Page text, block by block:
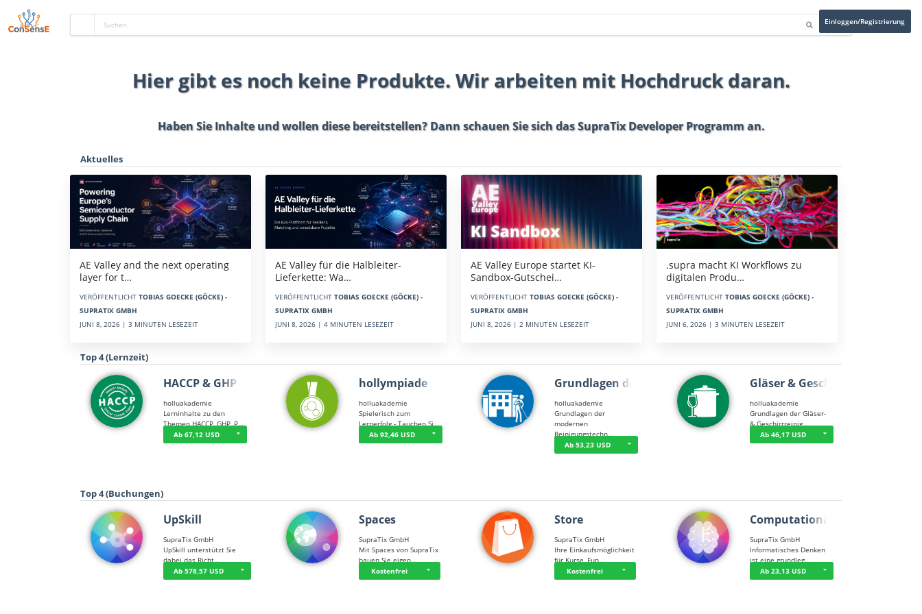
Einloggen/Registrierung
Hier gibt es noch keine Produkte. Wir arbeiten mit Hochdruck daran.
Haben Sie Inhalte und wollen diese bereitstellen? Dann schauen Sie sich dasSupraTix Developer Programman.
Aktuelles
AE Valley and the next operating
layer for t…
VERÖFFENTLICHT TOBIAS GOECKE (GÖCKE) -
SUPRATIX GMBH
JUNI 8, 2026 | 3 MINUTEN LESEZEIT
AE Valley für die Halbleiter-
Lieferkette: Wa…
VERÖFFENTLICHT TOBIAS GOECKE (GÖCKE) -
SUPRATIX GMBH
JUNI 8, 2026 | 4 MINUTEN LESEZEIT
AE Valley Europe startet KI-
Sandbox-Gutschei…
VERÖFFENTLICHT TOBIAS GOECKE (GÖCKE) -
SUPRATIX GMBH
JUNI 8, 2026 | 2 MINUTEN LESEZEIT
.supra macht KI Workflows zu
digitalen Produ…
VERÖFFENTLICHT TOBIAS GOECKE (GÖCKE) -
SUPRATIX GMBH
JUNI 6, 2026 | 3 MINUTEN LESEZEIT
Top 4 (Lernzeit)
HACCP & GHP
holluakademie
Lerninhalte zu den
Themen HACCP, GHP, P…
Ab 67,12 USD
hollympiade
holluakademie
Spielerisch zum
Lernerfolg - Tauchen Si…
Ab 92,46 USD
Grundlagen der …
holluakademie
Grundlagen der
modernen
Reinigungstechn…
Ab 53,23 USD
Gläser & Geschi…
holluakademie
Grundlagen der Gläser-
& Geschirrreinig…
Ab 46,17 USD
Top 4 (Buchungen)
UpSkill
SupraTix GmbH
UpSkill unterstützt Sie
dabei das Richt…
Ab 578,57 USD
Spaces
SupraTix GmbH
Mit Spaces von SupraTix
bauen Sie eigen…
Kostenfrei
Store
SupraTix GmbH
Ihre Einkaufsmöglichkeit
für Kurse, Fun…
Kostenfrei
Computational T…
SupraTix GmbH
Informatisches Denken
ist eine grundleg…
Ab 23,13 USD